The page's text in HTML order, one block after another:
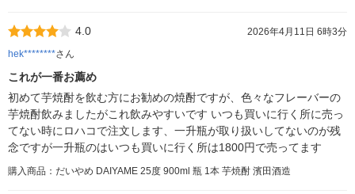
4.0
2026年4月11日 6時3分
hek********さん
これが一番お薦め
初めて芋焼酎を飲む方にお勧めの焼酎ですが、色々なフレーバーの
芋焼酎飲みましたがこれ飲みやすいです いつも買いに行く所に売っ
てない時にロハコで注文します、一升瓶が取り扱いしてないのが残
念ですが一升瓶のはいつも買いに行く所は1800円で売ってます
購入商品：だいやめ DAIYAME 25度 900ml 瓶 1本 芋焼酎 濱田酒造